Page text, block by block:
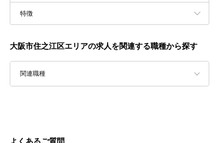
特徴
大阪市住之江区エリアの求人を関連する職種から探す
関連職種
よくあるご質問